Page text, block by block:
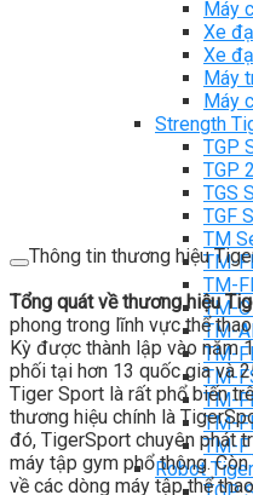
Máy
Xe
Xe
Máy
Máy
Strength
TGP
TGP
TGS
TGF
TM
TM-
TM-
TM-
TM-
TM-
TM-
TM-
TM-
TM-
Robot
Thông tin thương hiệu
Tổng quát về thương hiệu
phong trong lĩnh vực thể
Kỳ được thành lập vào năm
phối tại hơn 13 quốc gia và
Tiger Sport là rất phổ biến
thương hiệu chính là
đó, TigerSport chuyên phát
máy tập gym phổ thông.
về các dòng máy tập thể